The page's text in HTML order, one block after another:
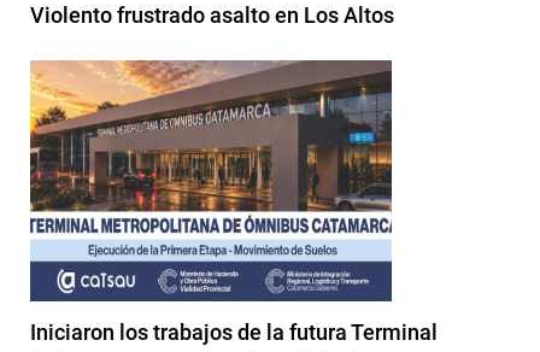
Violento frustrado asalto en Los Altos
Iniciaron los trabajos de la futura Terminal